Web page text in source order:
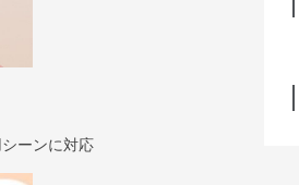
ーンに対応